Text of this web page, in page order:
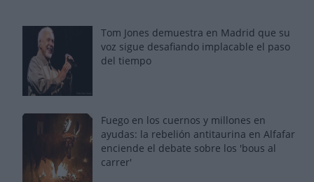
Tom Jones demuestra en Madrid que su
voz sigue desafiando implacable el paso
del tiempo
Fuego en los cuernos y millones en
ayudas: la rebelión antitaurina en Alfafar
enciende el debate sobre los 'bous al
carrer'